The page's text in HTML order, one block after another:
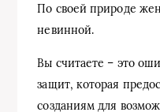
По своей природе
невинной.
Вы считаете – это
защит, которая
созданиям для